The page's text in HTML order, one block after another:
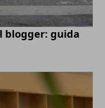
blogger: guida